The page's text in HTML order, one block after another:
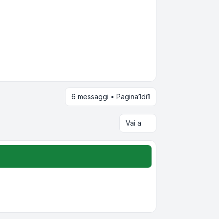
6 messaggi • Pagina1di1
Vai a